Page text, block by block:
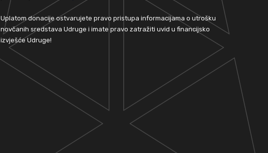
Uplatom donacije ostvarujete pravo pristupa informacijama o utrošku
novčanih sredstava Udruge i imate pravo zatražiti uvid u financijsko
izvješće Udruge!